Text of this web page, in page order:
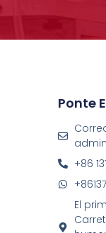
Ponte
+86
El